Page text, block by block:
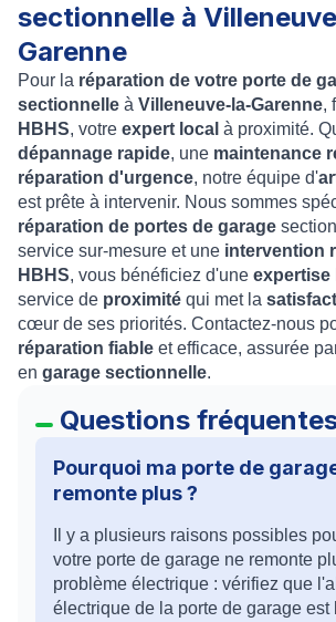
sectionnelle à
Garenne
Pour la réparation de votre porte de
sectionnelle à Villeneuve-la-Garenne,
HBHS, votre expert local à proximité.
dépannage rapide, une maintenance
réparation d'urgence, notre équipe d'
est prête à intervenir. Nous sommes
réparation de portes de garage
service sur-mesure et une intervention
HBHS, vous bénéficiez d'une expertise
service de proximité qui met la
cœur de ses priorités. Contactez-nous
réparation fiable et efficace, assurée
en garage sectionnelle.
Questions
Pourquoi ma porte de
remonte plus ?
Il y a plusieurs raisons possibles
votre porte de garage ne remonte
problème électrique : vérifiez que
électrique de la porte de garage est